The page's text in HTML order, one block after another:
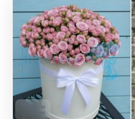
35см
40см